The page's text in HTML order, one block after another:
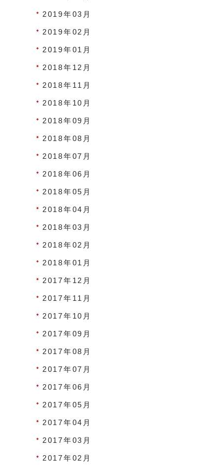
2019年03月
2019年02月
2019年01月
2018年12月
2018年11月
2018年10月
2018年09月
2018年08月
2018年07月
2018年06月
2018年05月
2018年04月
2018年03月
2018年02月
2018年01月
2017年12月
2017年11月
2017年10月
2017年09月
2017年08月
2017年07月
2017年06月
2017年05月
2017年04月
2017年03月
2017年02月